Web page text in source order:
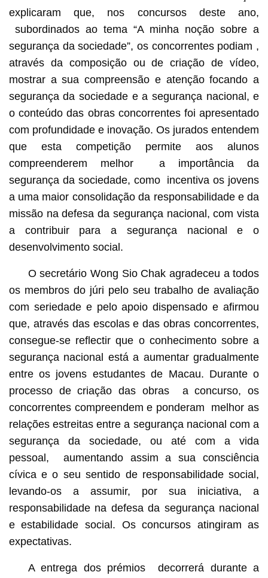
explicaram que, nos concursos deste ano,
subordinados ao tema “A minha noção sobre a
segurança da sociedade”, os concorrentes podiam ,
através da composição ou de criação de vídeo,
mostrar a sua compreensão e atenção focando a
segurança da sociedade e a segurança nacional, e
o conteúdo das obras concorrentes foi apresentado
com profundidade e inovação. Os jurados entendem
que esta competição permite aos alunos
compreenderem melhor a importância da
segurança da sociedade, como incentiva os jovens
a uma maior consolidação da responsabilidade e da
missão na defesa da segurança nacional, com vista
a contribuir para a segurança nacional e o
desenvolvimento social.
O secretário Wong Sio Chak agradeceu a todos
os membros do júri pelo seu trabalho de avaliação
com seriedade e pelo apoio dispensado e afirmou
que, através das escolas e das obras concorrentes,
consegue-se reflectir que o conhecimento sobre a
segurança nacional está a aumentar gradualmente
entre os jovens estudantes de Macau. Durante o
processo de criação das obras a concurso, os
concorrentes compreendem e ponderam melhor as
relações estreitas entre a segurança nacional com a
segurança da sociedade, ou até com a vida
pessoal, aumentando assim a sua consciência
cívica e o seu sentido de responsabilidade social,
levando-os a assumir, por sua iniciativa, a
responsabilidade na defesa da segurança nacional
e estabilidade social. Os concursos atingiram as
expectativas.
A entrega dos prémios decorrerá durante a